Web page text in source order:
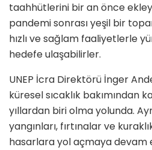
taahhütlerini bir an önce
pandemi sonrası yeşil bir
hızlı ve sağlam faaliyetlerle
hedefe ulaşabilirler.
UNEP İcra Direktörü İnger
küresel sıcaklık bakımından
yıllardan biri olma yolunda.
yangınları, fırtınalar ve
hasarlara yol açmaya devam